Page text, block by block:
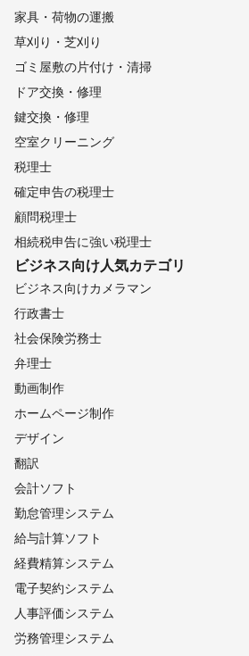
家具・荷物の運搬
草刈り・芝刈り
ゴミ屋敷の片付け・清掃
ドア交換・修理
鍵交換・修理
空室クリーニング
税理士
確定申告の税理士
顧問税理士
相続税申告に強い税理士
ビジネス向け人気カテゴリ
ビジネス向けカメラマン
行政書士
社会保険労務士
弁理士
動画制作
ホームページ制作
デザイン
翻訳
会計ソフト
勤怠管理システム
給与計算ソフト
経費精算システム
電子契約システム
人事評価システム
労務管理システム